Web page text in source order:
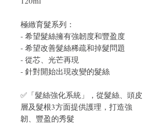
極緻育髮系列：
- 希望髮絲擁有強韌度和豐盈度
- 希望改善髮絲稀疏和掉髮問題
- 從芯、光芒再現
- 針對開始出現改變的髮絲
✅「髮絲強化系統」，從髮絲、頭皮
層及髮根3方面提供護理，打造強
韌、豐盈的秀髮